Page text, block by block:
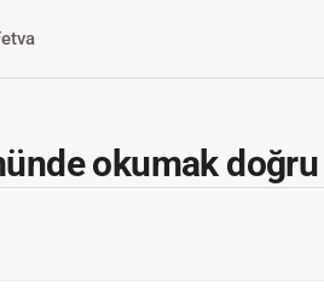
okumak